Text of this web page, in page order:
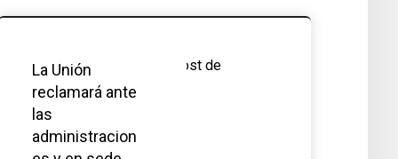
La Unión
reclamará ante
las
administracion